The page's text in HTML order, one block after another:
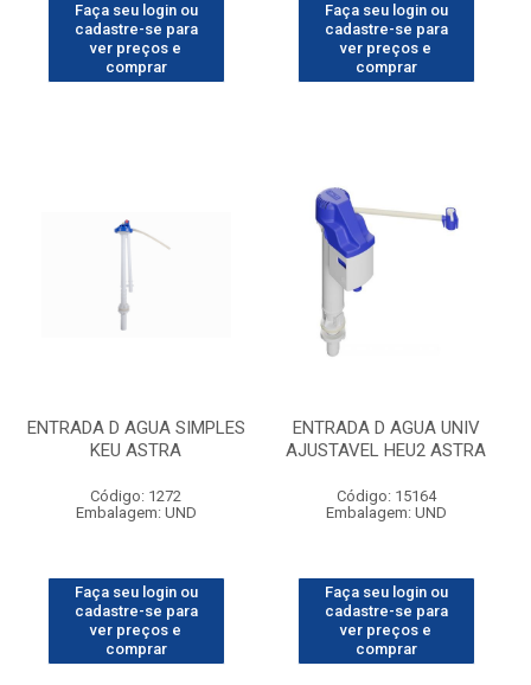
Faça seu login ou
cadastre-se para
ver preços e
comprar
Faça seu login ou
cadastre-se para
ver preços e
comprar
ENTRADA D AGUA SIMPLES
KEU ASTRA
Código: 1272
Embalagem: UND
Faça seu login ou
cadastre-se para
ver preços e
comprar
ENTRADA D AGUA UNIV
AJUSTAVEL HEU2 ASTRA
Código: 15164
Embalagem: UND
Faça seu login ou
cadastre-se para
ver preços e
comprar